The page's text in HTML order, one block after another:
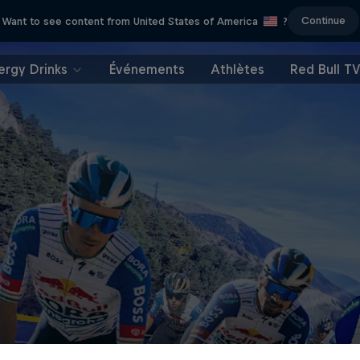
Want to see content from United States of America ? Continue
Drinks Événements Athlètes Red Bull TV